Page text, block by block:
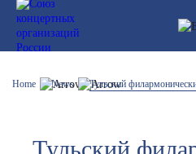
Home News Тульский